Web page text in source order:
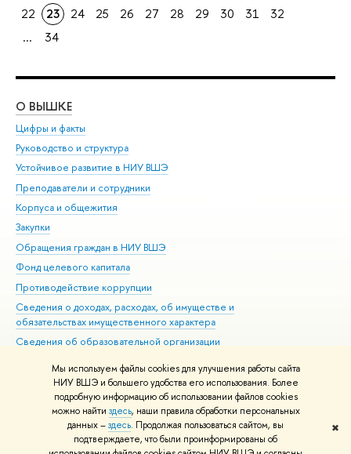
Мы используем файлы cookies для улучшения работы сайта
НИУ ВШЭ и большего удобства его использования. Более
подробную информацию об использовании файлов cookies
можно найти здесь, наши правила обработки персональных
данных –здесь. Продолжая пользоваться сайтом, вы
подтверждаете, что были проинформированы об
✖
22
23 24 25 26 27 28 29 30 31
32
...
34
О ВЫШКЕ
Цифры и факты
Руководство и структура
Устойчивое развитие в НИУ ВШЭ
Преподаватели и сотрудники
Корпуса и общежития
Закупки
Обращения граждан в НИУ ВШЭ
Фонд целевого капитала
Противодействие коррупции
Сведения о доходах, расходах, об имуществе и
обязательствах имущественного характера
Сведения об образовательной организации
Людям с ограниченными возможностями здоровья
Единая платежная страница
Работа в Вышке